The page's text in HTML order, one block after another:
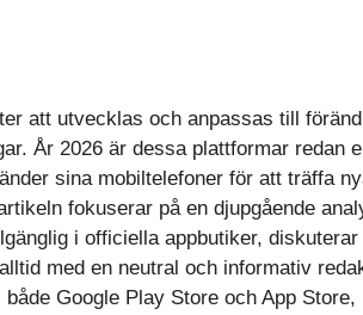
att utvecklas och anpassas till
År 2026 är dessa plattformar redan
sina mobiltelefoner för att träffa
fokuserar på en djupgående
i officiella appbutiker,
med en neutral och informativ
Google Play Store och App